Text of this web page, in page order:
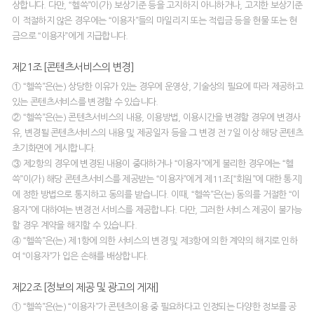
상합니다. 다만, “헬쓱”이(가) 보상기준 등을 고지하지 아니하거나, 고지한 보상기준
이 적절하지 않은 경우에는 “이용자”들의 마일리지 또는 적립금 등을 현물 또는 현
금으로 “이용자”에게 지급합니다.
제21조 [콘텐츠서비스의 변경]
① “헬쓱”은(는) 상당한 이유가 있는 경우에 운영상, 기술상의 필요에 따라 제공하고
있는 콘텐츠서비스를 변경할 수 있습니다.
② “헬쓱”은(는) 콘텐츠서비스의 내용, 이용방법, 이용시간을 변경할 경우에 변경사
유, 변경될 콘텐츠서비스의 내용 및 제공일자 등을 그 변경 전 7일 이상 해당 콘텐츠
초기화면에 게시합니다.
③ 제2항의 경우에 변경된 내용이 중대하거나 “이용자”에게 불리한 경우에는 “헬
쓱”이(가) 해당 콘텐츠서비스를 제공받는 “이용자”에게 제11조[“회원”에 대한 통지]
에 정한 방법으로 통지하고 동의를 받습니다. 이때, “헬쓱”은(는) 동의를 거절한 “이
용자”에 대하여는 변경전 서비스를 제공합니다. 다만, 그러한 서비스 제공이 불가능
할 경우 계약을 해지할 수 있습니다.
④ “헬쓱”은(는) 제1항에 의한 서비스의 변경 및 제3항에 의한 계약의 해지로 인하
여 “이용자”가 입은 손해를 배상합니다.
제22조 [정보의 제공 및 광고의 게재]
① “헬쓱”은(는) “이용자”가 콘텐츠이용 중 필요하다고 인정되는 다양한 정보를 공